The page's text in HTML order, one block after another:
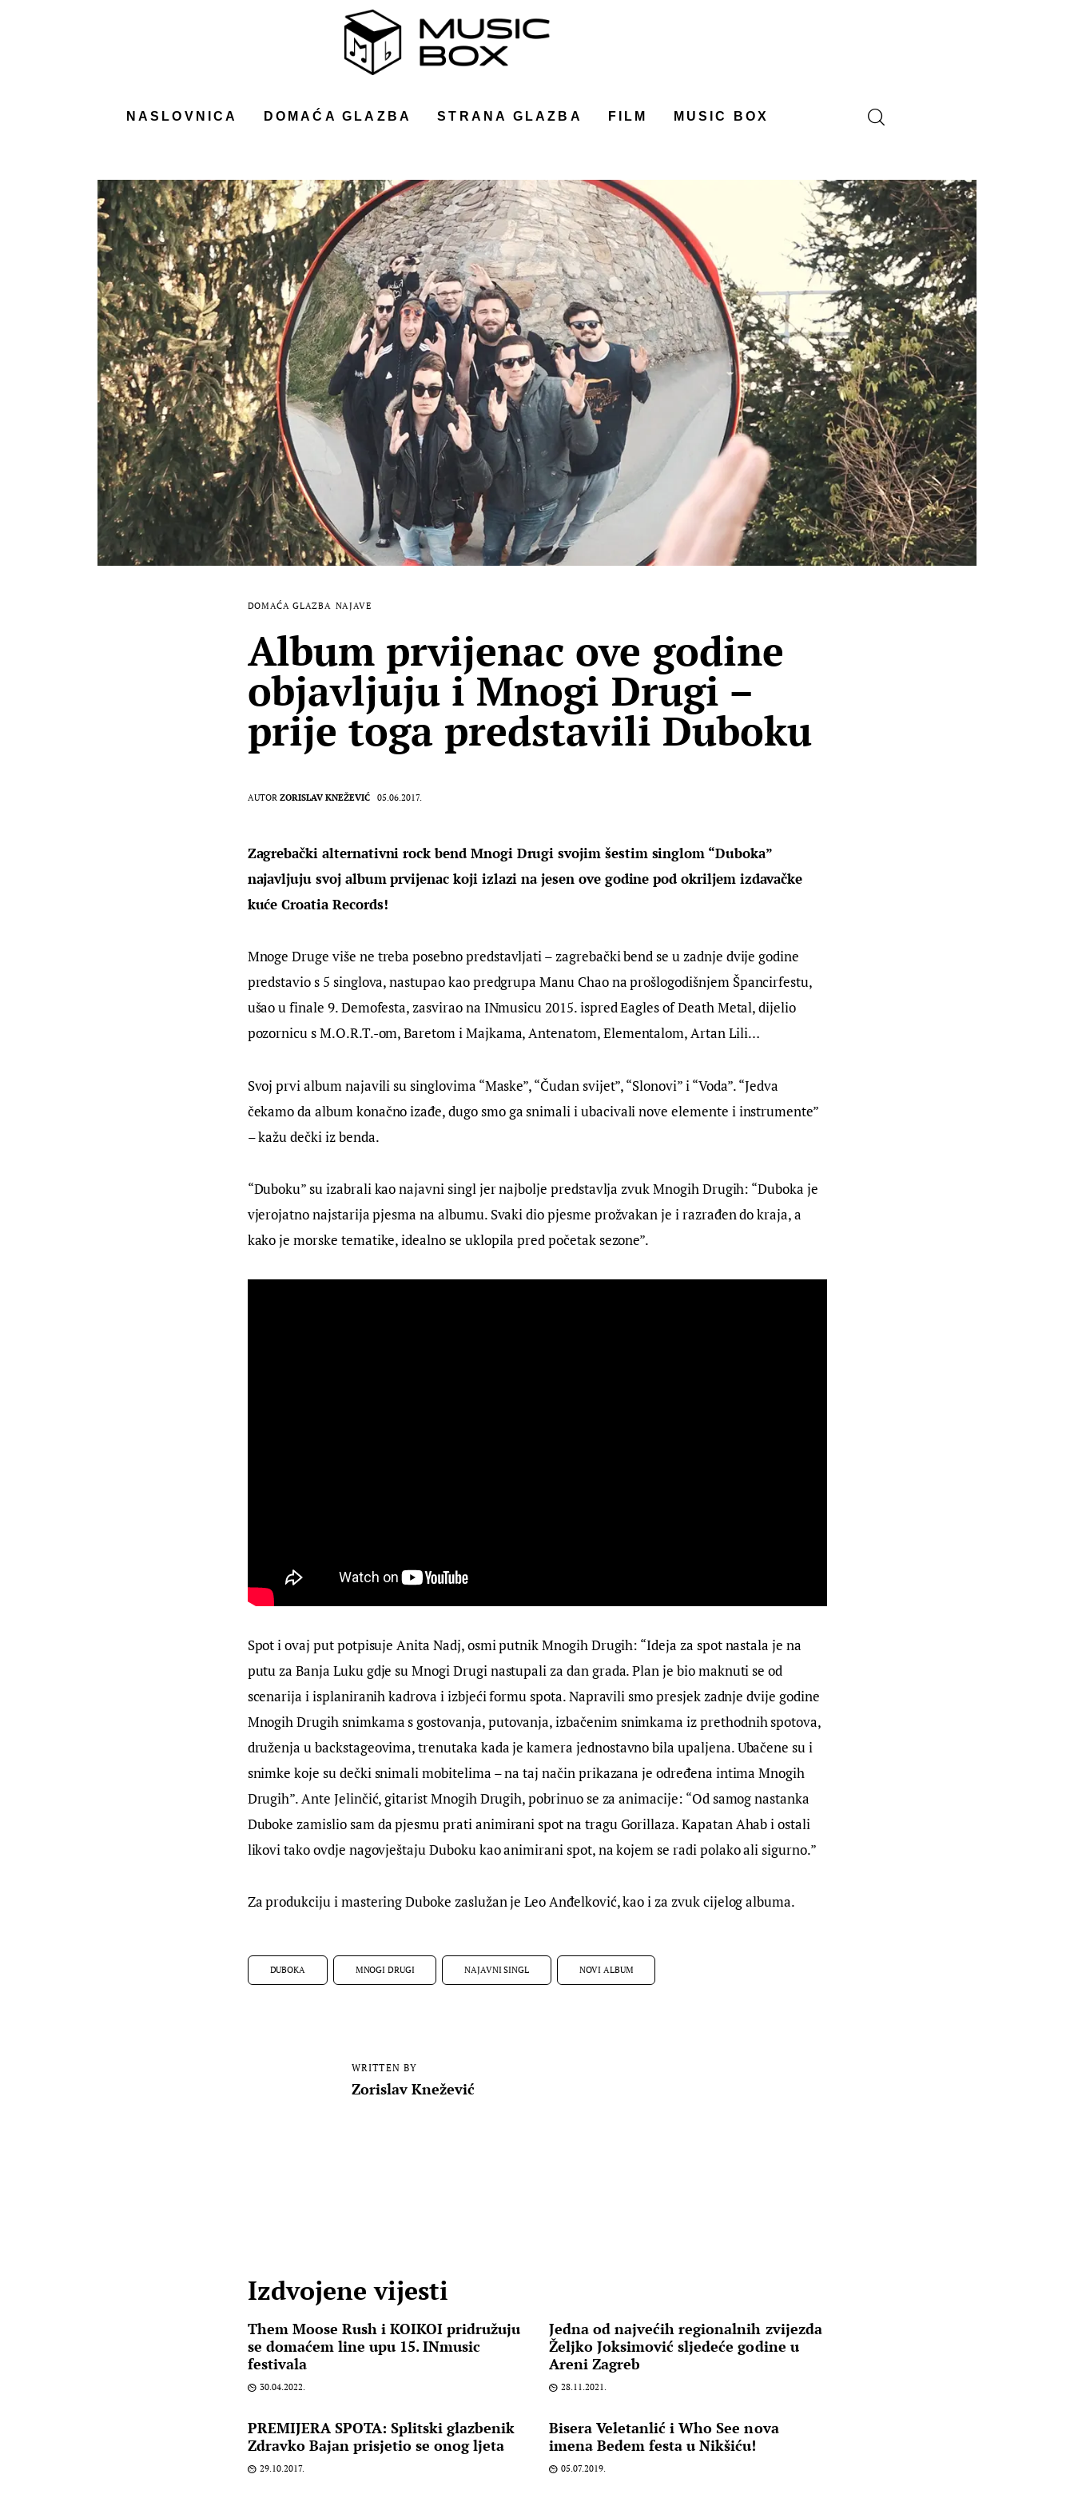
NASLOVNICA DOMAĆA GLAZBA STRANA GLAZBA FILM MUSIC BOX
DOMAĆA GLAZBA NAJAVE
Album prvijenac ove godine
objavljuju i Mnogi Drugi –
prije toga predstavili Duboku
AUTOR ZORISLAV KNEŽEVIĆ 05.06.2017.
Zagrebački alternativni rock bend Mnogi Drugi svojim šestim singlom “Duboka”
najavljuju svoj album prvijenac koji izlazi na jesen ove godine pod okriljem izdavačke
kuće Croatia Records!
Mnoge Druge više ne treba posebno predstavljati – zagrebački bend se u zadnje dvije godine
predstavio s 5 singlova, nastupao kao predgrupa Manu Chao na prošlogodišnjem Špancirfestu,
ušao u finale 9. Demofesta, zasvirao na INmusicu 2015. ispred Eagles of Death Metal, dijelio
pozornicu s M.O.R.T.-om, Baretom i Majkama, Antenatom, Elementalom, Artan Lili…
Svoj prvi album najavili su singlovima “Maske”, “Čudan svijet”, “Slonovi” i “Voda”. “Jedva
čekamo da album konačno izađe, dugo smo ga snimali i ubacivali nove elemente i instrumente”
– kažu dečki iz benda.
“Duboku” su izabrali kao najavni singl jer najbolje predstavlja zvuk Mnogih Drugih: “Duboka je
vjerojatno najstarija pjesma na albumu. Svaki dio pjesme prožvakan je i razrađen do kraja, a
kako je morske tematike, idealno se uklopila pred početak sezone”.
Spot i ovaj put potpisuje Anita Nadj, osmi putnik Mnogih Drugih: “Ideja za spot nastala je na
putu za Banja Luku gdje su Mnogi Drugi nastupali za dan grada. Plan je bio maknuti se od
scenarija i isplaniranih kadrova i izbjeći formu spota. Napravili smo presjek zadnje dvije godine
Mnogih Drugih snimkama s gostovanja, putovanja, izbačenim snimkama iz prethodnih spotova,
druženja u backstageovima, trenutaka kada je kamera jednostavno bila upaljena. Ubačene su i
snimke koje su dečki snimali mobitelima – na taj način prikazana je određena intima Mnogih
Drugih”. Ante Jelinčić, gitarist Mnogih Drugih, pobrinuo se za animacije: “Od samog nastanka
Duboke zamislio sam da pjesmu prati animirani spot na tragu Gorillaza. Kapatan Ahab i ostali
likovi tako ovdje nagovještaju Duboku kao animirani spot, na kojem se radi polako ali sigurno.”
Za produkciju i mastering Duboke zaslužan je Leo Anđelković, kao i za zvuk cijelog albuma.
DUBOKA MNOGI DRUGI NAJAVNI SINGL NOVI ALBUM
WRITTEN BY
Zorislav Knežević
Izdvojene vijesti
Them Moose Rush i KOIKOI pridružuju
se domaćem line upu 15. INmusic
festivala
30.04.2022.
Jedna od najvećih regionalnih zvijezda
Željko Joksimović sljedeće godine u
Areni Zagreb
28.11.2021.
PREMIJERA SPOTA: Splitski glazbenik
Zdravko Bajan prisjetio se onog ljeta
29.10.2017.
Bisera Veletanlić i Who See nova
imena Bedem festa u Nikšiću!
05.07.2019.